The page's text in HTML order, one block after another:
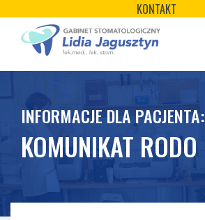
content
KONTAKT
STRONA GŁÓWNA
OFERTA
REJESTRACJA
GALERIA
LABORATORIUM
INFORMACJE DLA PACJENTA:
KOMUNIKAT RODO